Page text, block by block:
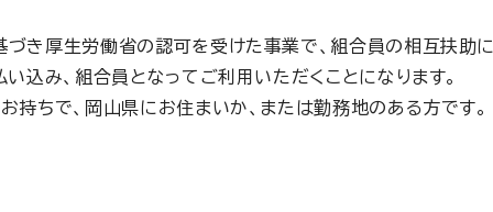
き厚生労働省の認可を受けた事業で、組合員の相互扶助
み、組合員となってご利用いただくことになります。
ちで、岡山県にお住まいか、または勤務地のある方です。